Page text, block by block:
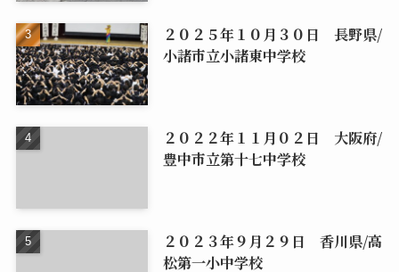
２０２５年１０月３０日 長野県/
小諸市立小諸東中学校
２０２２年１１月０２日 大阪府/
豊中市立第十七中学校
２０２３年９月２９日 香川県/高
松第一小中学校